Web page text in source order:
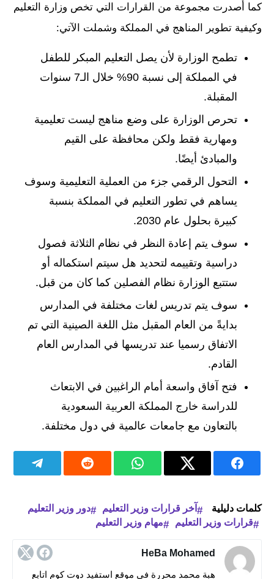
كما أُصدرت مجموعة من القرارات التي تخص وزارة التعليم
وكيفية تطوير المناهج في المملكة وشملت الآتي:
تطمح الوزارة لأن يصل التعليم المبكر للطفل
في المملكة إلى نسبة 90% خلال الـ7 سنوات
المقبلة.
تحرص الوزارة على وضع مناهج ليست تعليمية
ومهارية فقط ولكن محافظة على القيم
والمبادئ أيضًا.
التحول الرقمي جزء من العملية التعليمية وسوف
يساهم في تطور التعليم في المملكة بنسبة
كبيرة بحلول عام 2030.
سوف يتم إعادة النظر في نظام الثلاثة فصول
دراسية وتقييمه لتحديد هل سيتم استكماله أو
ستتبع الوزارة نظام الفصلين كما كان من قبل.
سوف يتم تدريس لغات مختلفة في المدارس
بدايةً من العام المقبل مثل اللغة الصينية التي تم
الاتفاق رسميا عند تدريسها في المدارس العام
القادم.
فتح آفاق واسعة أمام الراغبين في الابتعاث
للدراسة خارج المملكة العربية السعودية
بالتعاون مع جامعات عالمية في دول مختلفة.
كلمات دليلية آخر قرارات وزير التعليم
دور وزير التعليم
قرارات وزير التعليم
مهام وزير التعليم
HeBa Mohamed
هبة محمد محررة في موقع استفيد دوت كوم اتابع